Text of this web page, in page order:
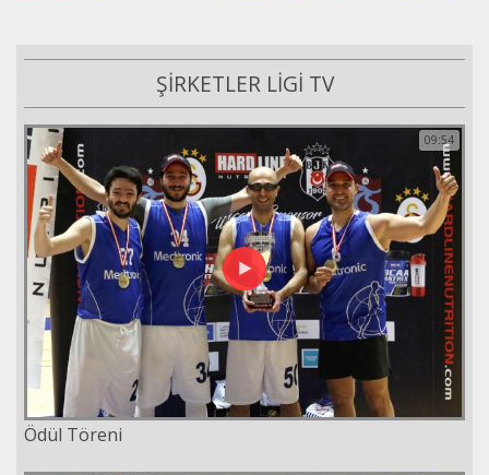
ŞİRKETLER LİGİ TV
Ödül Töreni
09:54